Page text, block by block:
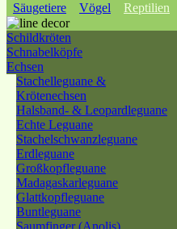
Säugetiere Vögel Reptilien
Schildkröten
Schnabelköpfe
Echsen
Stachelleguane &
Krötenechsen
Halsband- & Leopardleguane
Echte Leguane
Stachelschwanzleguane
Erdleguane
Großkopfleguane
Madagaskarleguane
Glattkopfleguane
Buntleguane
Saumfinger (Anolis)